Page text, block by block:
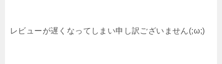
レビューが遅くなってしまい申し訳ございません(;ω;)